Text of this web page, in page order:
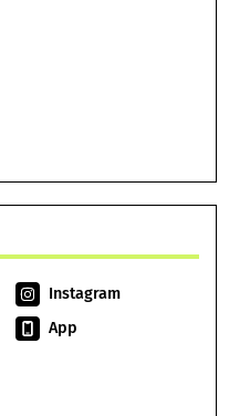
Instagram
App